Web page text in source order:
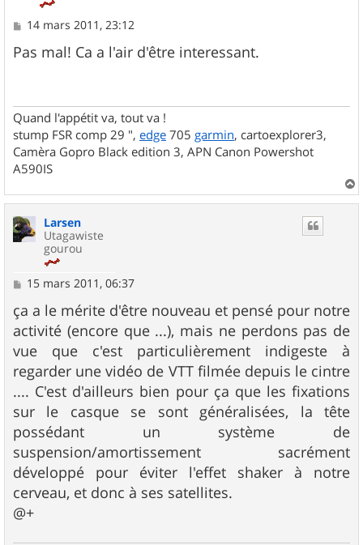
M
s
s
14 mars 2011, 23:12
Pas mal! Ca a l'air d'être interessant.
Quand l'appétit va, tout va !
stump FSR comp 29 ", edge 705 garmin, cartoexplorer3,
Camèra Gopro Black edition 3, APN Canon Powershot
A590IS
a
Larsen
Utagawiste
gourou
M
s
s
a
g
e
15 mars 2011, 06:37
ça a le mérite d'être nouveau et pensé pour notre
activité (encore que ...), mais ne perdons pas de
vue que c'est particulièrement indigeste à
regarder une vidéo de VTT filmée depuis le cintre
.... C'est d'ailleurs bien pour ça que les fixations
sur le casque se sont généralisées, la tête
possédant un système de
suspension/amortissement sacrément
développé pour éviter l'effet shaker à notre
cerveau, et donc à ses satellites.
@+